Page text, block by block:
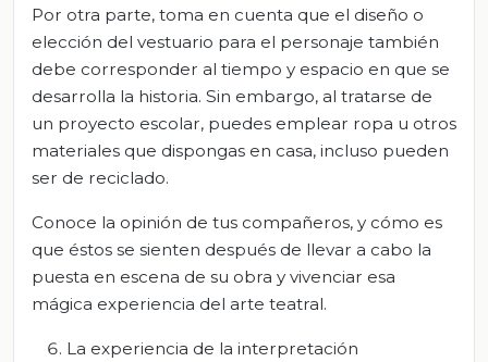
Por otra parte, toma en cuenta que el diseño o
elección del vestuario para el personaje también
debe corresponder al tiempo y espacio en que se
desarrolla la historia. Sin embargo, al tratarse de
un proyecto escolar, puedes emplear ropa u otros
materiales que dispongas en casa, incluso pueden
ser de reciclado.
Conoce la opinión de tus compañeros, y cómo es
que éstos se sienten después de llevar a cabo la
puesta en escena de su obra y vivenciar esa
mágica experiencia del arte teatral.
La experiencia de la interpretación